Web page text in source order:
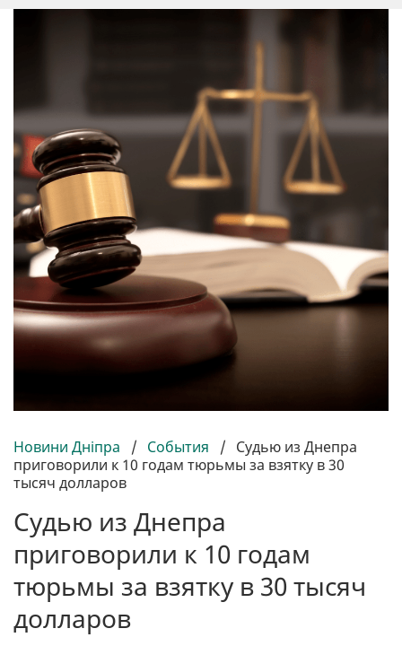
Новини Дніпра / События / Судью из Днепра
приговорили к 10 годам тюрьмы за взятку в 30
тысяч долларов
Судью из Днепра
приговорили к 10 годам
тюрьмы за взятку в 30 тысяч
долларов